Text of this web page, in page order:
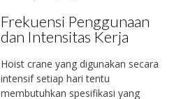
Frekuensi Penggunaan
dan Intensitas Kerja
Hoist crane yang digunakan secara
intensif setiap hari tentu
membutuhkan spesifikasi yang